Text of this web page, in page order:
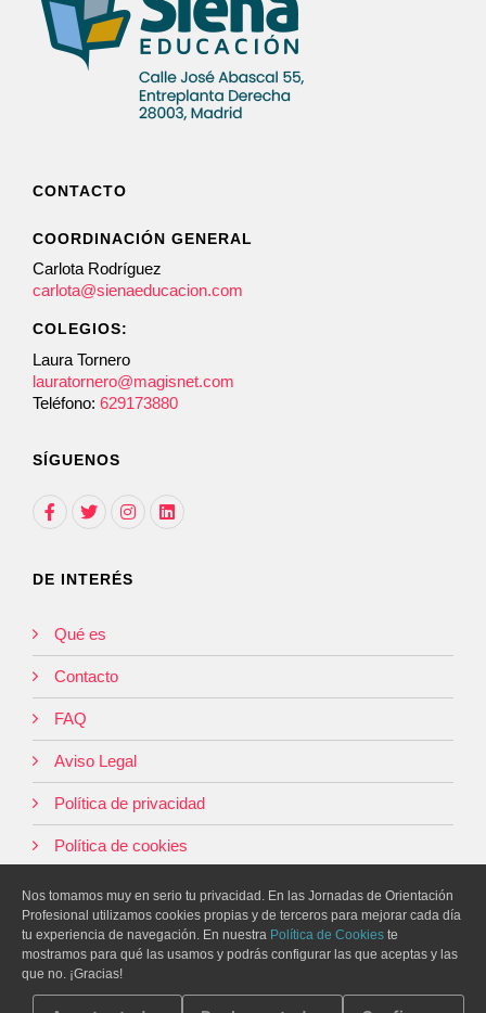
CONTACTO
COORDINACIÓN GENERAL
Carlota Rodríguez
carlota@sienaeducacion.com
COLEGIOS:
Laura Tornero
lauratornero@magisnet.com
Teléfono: 629173880
SÍGUENOS
DE INTERÉS
Qué es
Contacto
FAQ
Aviso Legal
Política de privacidad
Política de cookies
© 2026 Jornadas de Orientación Profesional. Siena Educación. Todos
Nos tomamos muy en serio tu privacidad. En las Jornadas de Orientación
Profesional utilizamos cookies propias y de terceros para mejorar cada día
tu experiencia de navegación. En nuestra Política de Cookies te
mostramos para qué las usamos y podrás configurar las que aceptas y las
que no. ¡Gracias!